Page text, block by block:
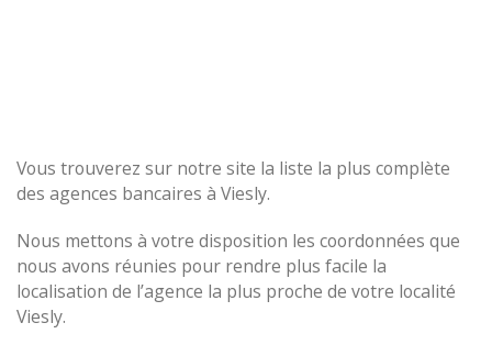
Vous trouverez sur notre site la liste la plus complète
des agences bancaires à Viesly.
Nous mettons à votre disposition les coordonnées que
nous avons réunies pour rendre plus facile la
localisation de l’agence la plus proche de votre localité
Viesly.